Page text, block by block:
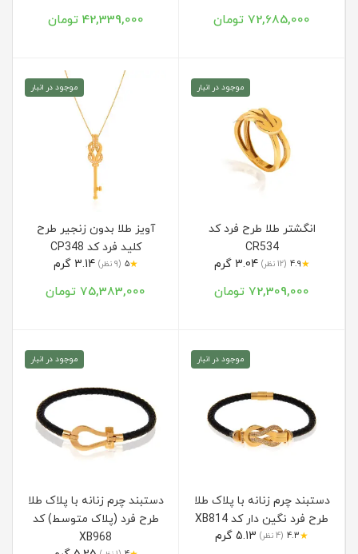
72,685,000 تومان 42,339,000 تومان
موجود در انبار
انگشتر طلا طرح فرد کد
CR534
★
4.9 (12 نظر) 3.04 گرم
72,309,000 تومان
موجود در انبار
آویز طلا بدون زنجیر طرح
کلید فرد کد CP348
★
5 (9 نظر) 3.14 گرم
75,383,000 تومان
موجود در انبار
دستبند چرم زنانه با پلاک طلا
طرح فرد نگین دار کد XB814
★
4.3 (4 نظر)
موجود در انبار
دستبند چرم زنانه با پلاک طلا
طرح فرد (پلاک متوسط) کد
XB968